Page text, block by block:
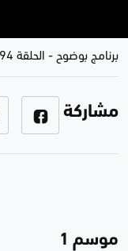
برنامج بوضوح - الحلقة 94
مشاركة
موسم 1